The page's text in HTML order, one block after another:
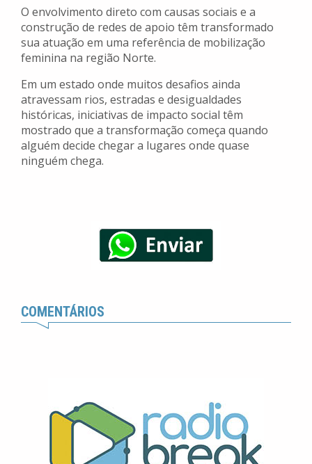
O envolvimento direto com causas sociais e a
construção de redes de apoio têm transformado
sua atuação em uma referência de mobilização
feminina na região Norte.
Em um estado onde muitos desafios ainda
atravessam rios, estradas e desigualdades
históricas, iniciativas de impacto social têm
mostrado que a transformação começa quando
alguém decide chegar a lugares onde quase
ninguém chega.
COMENTÁRIOS